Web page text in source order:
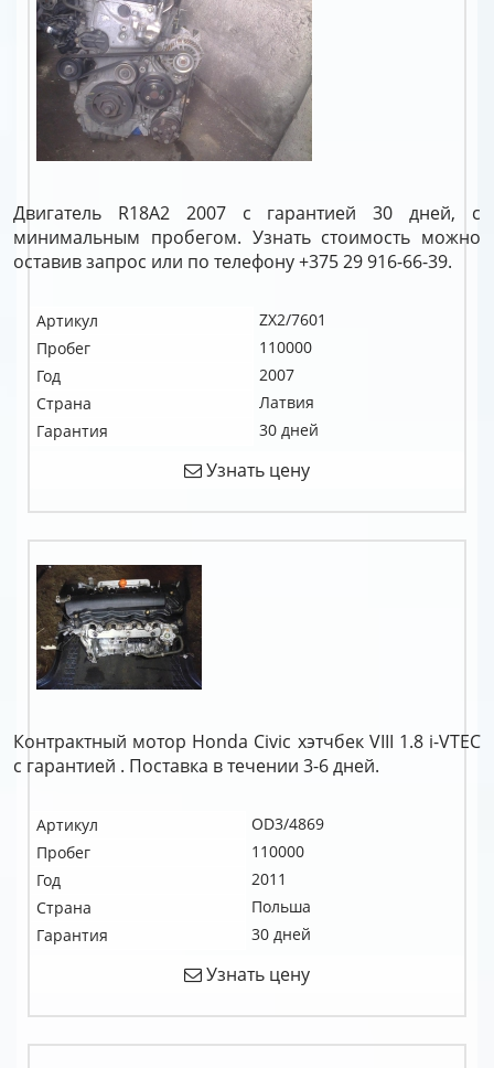
Двигатель R18A2 2007 с гарантией 30 дней, с
минимальным пробегом. Узнать стоимость можно
оставив запрос или по телефону +375 29 916-66-39.
Артикул
ZX2/7601
Пробег
110000
Год
2007
Страна
Латвия
Гарантия
30 дней
Узнать цену
Контрактный мотор Honda Civic хэтчбек VIII 1.8 i-VTEC
c гарантией . Поставка в течении 3-6 дней.
Артикул
OD3/4869
Пробег
110000
Год
2011
Страна
Польша
Гарантия
30 дней
Узнать цену